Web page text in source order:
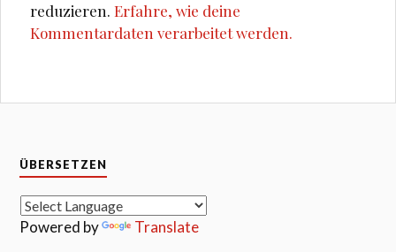
reduzieren.Erfahre, wie deine
Kommentardaten verarbeitet werden.
ÜBERSETZEN
Powered by Translate